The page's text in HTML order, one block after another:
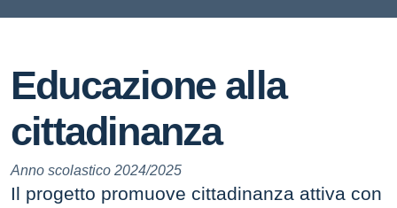
Educazione alla
cittadinanza
Anno scolastico 2024/2025
Il progetto promuove cittadinanza attiva con